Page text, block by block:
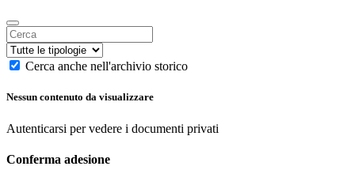
Cerca anche nell'archivio storico
Nessun contenuto da visualizzare
Autenticarsi per vedere i documenti privati
Conferma adesione